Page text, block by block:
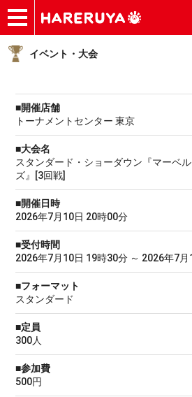
ショップ
買取
記事
デッキ検索
デッキ構築
選手一覧
店舗一覧
イベント
ヘルプ
お問い合わせ ログイン／会
イベント・大会
■開催店舗
トーナメントセンター 東京
■大会名
スタンダード・ショーダウン『マーベ
ズ』[3回戦]
■開催日時
2026年7月10日 20時00分
■受付時間
2026年7月10日 19時30分 ～ 2026年7
■フォーマット
スタンダード
■定員
300人
■参加費
500円